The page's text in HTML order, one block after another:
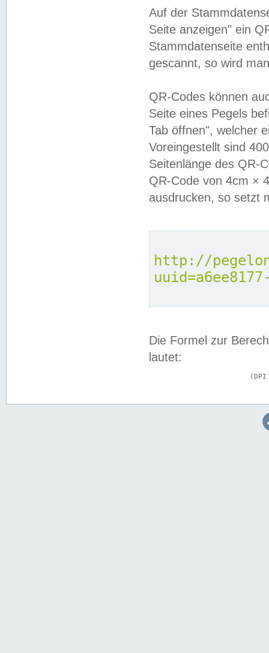
Auf der
Seite anzeigen" ein
Stammdatenseite
gescannt, so wird
QR-Codes können
Seite eines Pegels
Tab öffnen", welcher
Voreingestellt sind
Seitenlänge des QR-
QR-Code von 4cm ×
ausdrucken, so setzt
http://
Die Formel zur
lautet: